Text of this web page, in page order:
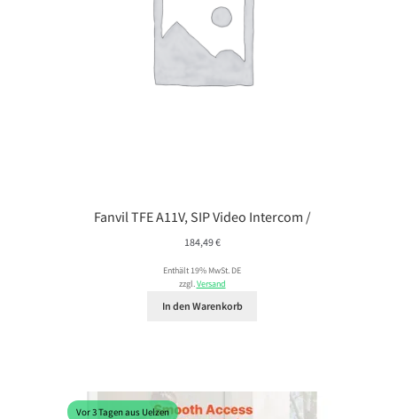
Fanvil TFE A11V, SIP Video Intercom /
184,49€
Enthält 19% MwSt. DE
zzgl.Versand
In den Warenkorb
Vor 3 Tagen aus Uelzen